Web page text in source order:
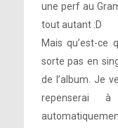
une perf au
tout autant :D
Mais qu’est-ce
sorte pas en
de l’album. Je
repenserai